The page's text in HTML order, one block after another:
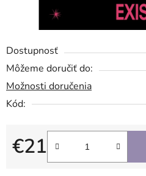
Dostupnosť
Môžeme doručiť do:
Možnosti doručenia
Kód:
€21
Jednotková cena: